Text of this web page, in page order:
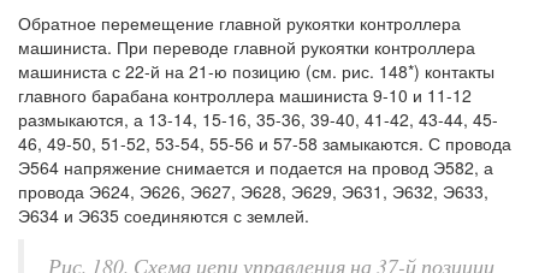
Обратное перемещение главной рукоятки контроллера
машиниста. При переводе главной рукоятки контроллера
машиниста с 22-й на 21-ю позицию (см. рис. 148*) контакты
главного барабана контроллера машиниста 9-10 и 11-12
размыкаются, а 13-14, 15-16, 35-36, 39-40, 41-42, 43-44, 45-
46, 49-50, 51-52, 53-54, 55-56 и 57-58 замыкаются. С провода
Э564 напряжение снимается и подается на провод Э582, а
провода Э624, Э626, Э627, Э628, Э629, Э631, Э632, Э633,
Э634 и Э635 соединяются с землей.
Рис. 180. Схема цепи управления на 37-й позиции